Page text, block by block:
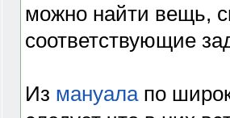
можно найти вещь,
соответствующие
Из мануалапо